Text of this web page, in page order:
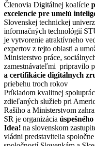
Členovia Digitálnej koalície
excelencie pre umelú
Slovenskej technickej
informačných technológií
je vytvorenie atraktívneho
expertov z tejto oblasti a
Ministerstvo práce,
zamestnávateľmi pripravilo
a certifikácie digitálnych
priebehu troch rokov
Príkladom kvalitnej
zdieľaných služieb pri
Rašiho a Ministerstvom
SR je organizácia
Idea! na slovenskom
vládni predstavitelia